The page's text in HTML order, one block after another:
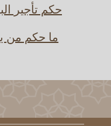
حكم تأجير
ما حكم من